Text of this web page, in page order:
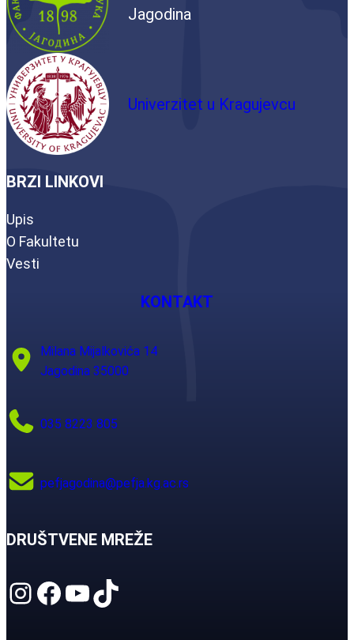
Jagodina
Univerzitet u Kragujevcu
BRZI LINKOVI
Upis
O Fakultetu
Vesti
KONTAKT
Milana Mijalkovića 14
Jagodina 35000
035 8223 805
pefjagodina@pefja.kg.ac.rs
DRUŠTVENE MREŽE
Instagram Facebook YouTube TikTok